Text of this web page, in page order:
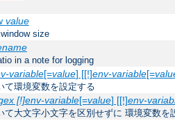
value
size
in a note for logging
variable[=value] [[!]env-variable[=
て環境変数を設定する
[!]env-variable[=value] [[!]env-
て大文字小文字を区別せずに 環境変数を